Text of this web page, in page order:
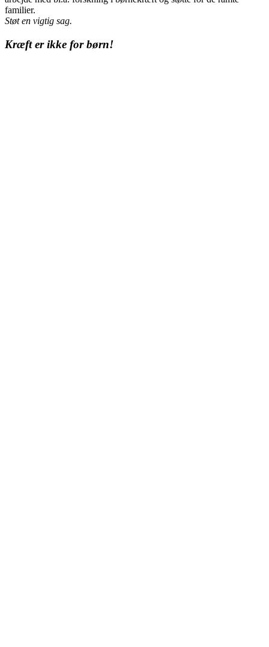
familier.
Støt en vigtig sag.
Kræft er ikke for børn!